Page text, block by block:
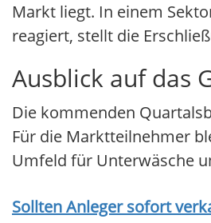
Markt liegt. In einem
reagiert, stellt die
Ausblick auf das
Die kommenden
Für die Marktteilnehmer
Umfeld für Unterwäsche
Sollten Anleger sofort